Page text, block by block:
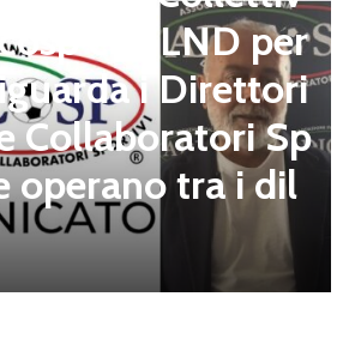
e la LND per
i Direttori
Collaboratori Sp
operano tra i dil